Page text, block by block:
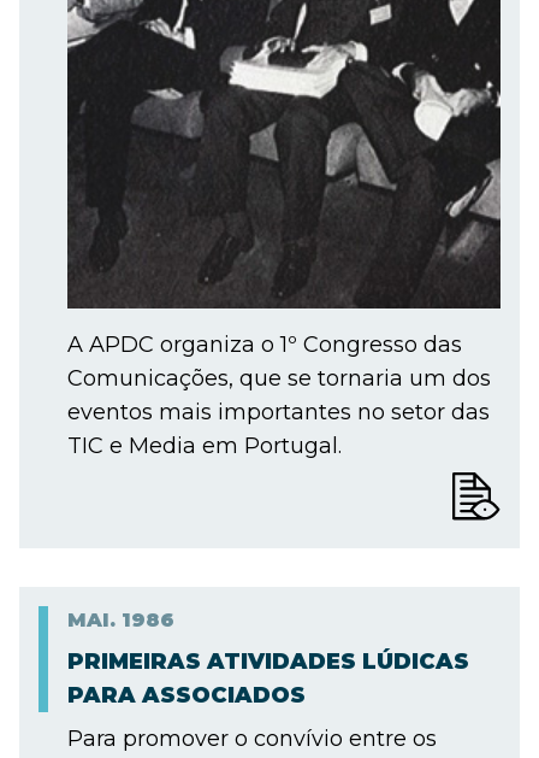
A APDC organiza o 1º Congresso das
Comunicações, que se tornaria um dos
eventos mais importantes no setor das
TIC e Media em Portugal.
MAI. 1986
PRIMEIRAS ATIVIDADES LÚDICAS
PARA ASSOCIADOS
Para promover o convívio entre os